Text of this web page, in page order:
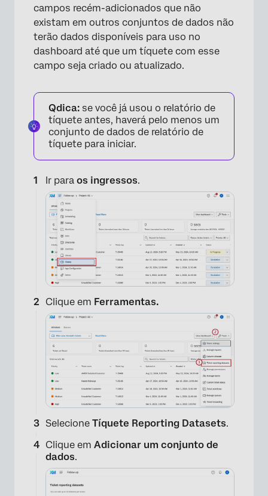
campos recém-adicionados que não
existam em outros conjuntos de dados não
terão dados disponíveis para uso no
dashboard até que um tíquete com esse
campo seja criado ou atualizado.
Qdica: se você já usou o relatório de
tíquete antes, haverá pelo menos um
conjunto de dados de relatório de
tíquete para iniciar.
Ir para os ingressos.
Clique em Ferramentas.
Selecione Tíquete Reporting Datasets.
Clique em Adicionar um conjunto de
dados.